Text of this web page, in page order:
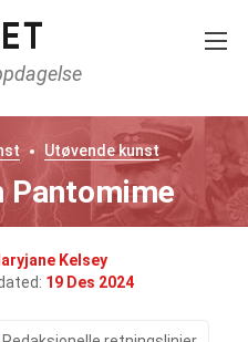
Utøvende kunst
Pantomime
Kelsey
19 Des 2024